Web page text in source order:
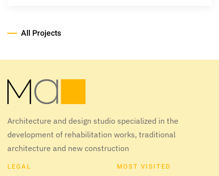
All Projects
Architecture and design studio specialized in the
development of rehabilitation works, traditional
architecture and new construction
LEGAL MOST VISITED